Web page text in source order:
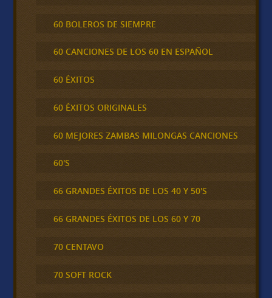
60 BOLEROS DE SIEMPRE
60 CANCIONES DE LOS 60 EN ESPAÑOL
60 ÉXITOS
60 ÉXITOS ORIGINALES
60 MEJORES ZAMBAS MILONGAS CANCIONES
60'S
66 GRANDES ÉXITOS DE LOS 40 Y 50'S
66 GRANDES ÉXITOS DE LOS 60 Y 70
70 CENTAVO
70 SOFT ROCK